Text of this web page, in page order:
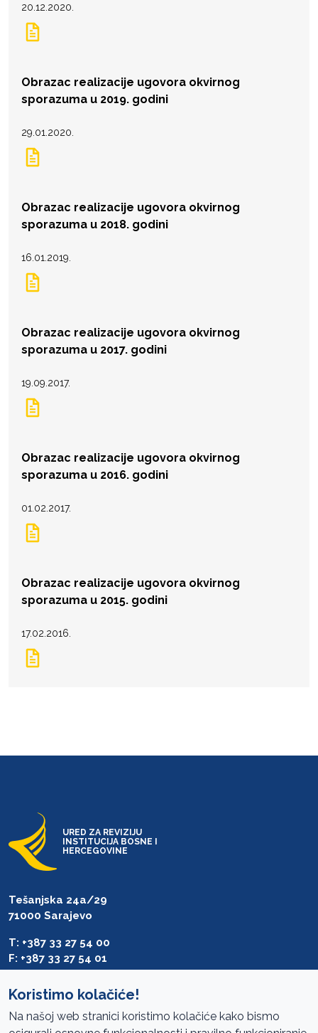
20.12.2020.
Obrazac realizacije ugovora okvirnog
sporazuma u 2019. godini
29.01.2020.
Obrazac realizacije ugovora okvirnog
sporazuma u 2018. godini
16.01.2019.
Obrazac realizacije ugovora okvirnog
sporazuma u 2017. godini
19.09.2017.
Obrazac realizacije ugovora okvirnog
sporazuma u 2016. godini
01.02.2017.
Obrazac realizacije ugovora okvirnog
sporazuma u 2015. godini
17.02.2016.
URED ZA REVIZIJU
INSTITUCIJA BOSNE I
HERCEGOVINE
Tešanjska 24a/29
71000 Sarajevo
T: +387 33 27 54 00
F: +387 33 27 54 01
Koristimo kolačiće!
Na našoj web stranici koristimo kolačiće kako bismo